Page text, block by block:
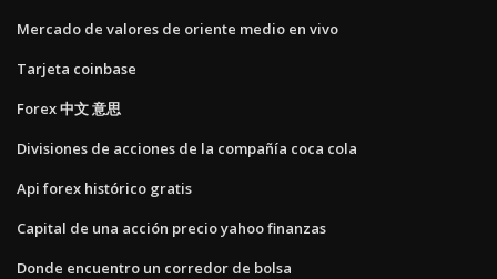
Mercado de valores de oriente medio en vivo
Tarjeta coinbase
Forex 中文 意思
Divisiones de acciones de la compañía coca cola
Api forex histórico gratis
Capital de una acción precio yahoo finanzas
Donde encuentro un corredor de bolsa